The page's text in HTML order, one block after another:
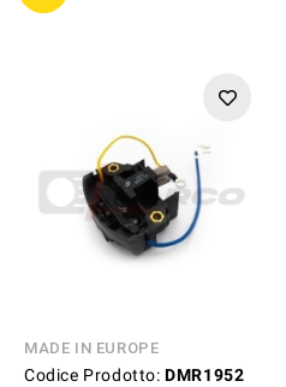
MADE IN EUROPE
Codice Prodotto: DMR1952